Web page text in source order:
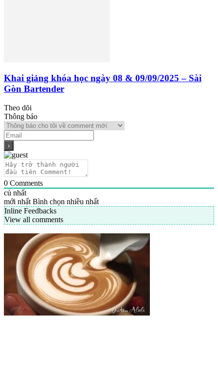
Khai giảng khóa học ngày 08 & 09/09/2025 – Sài
Gòn Bartender
Theo dõi
Thông báo
0 Comments
củ nhất
mới nhất Bình chọn nhiều nhất
Inline Feedbacks
View all comments